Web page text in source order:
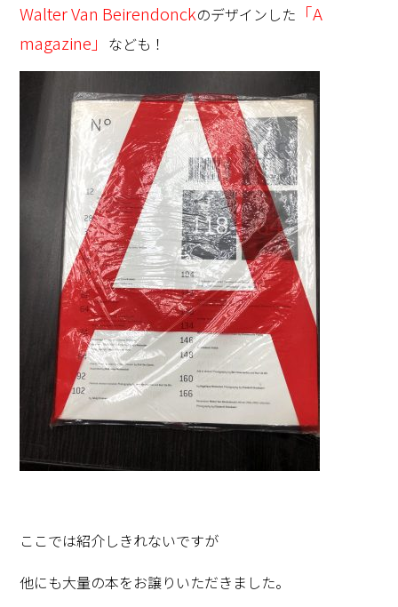
Walter Van Beirendonckのデザインした 「A
magazine」 なども！
ここでは紹介しきれないですが
他にも大量の本をお譲りいただきました。